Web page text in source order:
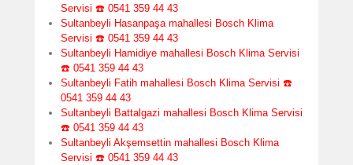
Servisi ☎️ 0541 359 44 43
Sultanbeyli Hasanpaşa mahallesi Bosch Klima
Servisi ☎️ 0541 359 44 43
Sultanbeyli Hamidiye mahallesi Bosch Klima Servisi
☎️ 0541 359 44 43
Sultanbeyli Fatih mahallesi Bosch Klima Servisi ☎️
0541 359 44 43
Sultanbeyli Battalgazi mahallesi Bosch Klima Servisi
☎️ 0541 359 44 43
Sultanbeyli Akşemsettin mahallesi Bosch Klima
Servisi ☎️ 0541 359 44 43